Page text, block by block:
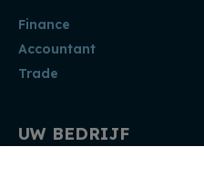
Finance
Accountant
Trade
UW BEDRIJF